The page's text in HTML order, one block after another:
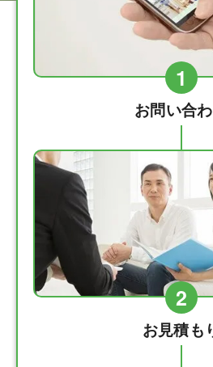
1
お問い合
2
お見積も